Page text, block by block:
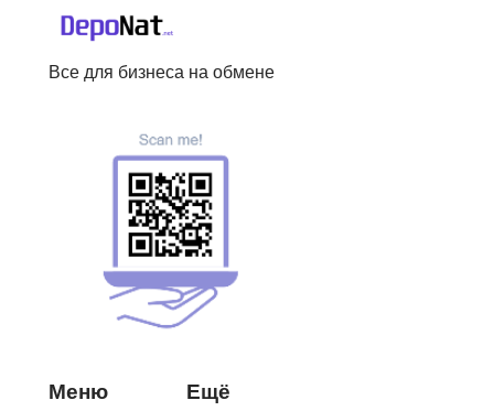
Все для бизнеса на обмене
Меню Ещё